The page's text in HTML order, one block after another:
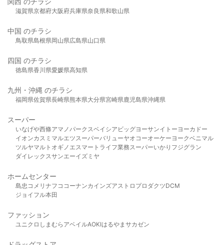
滋賀県京都府大阪府兵庫県奈良県和歌山県
中国 のチラシ
鳥取県島根県岡山県広島県山口県
四国 のチラシ
徳島県香川県愛媛県高知県
九州・沖縄 のチラシ
福岡県佐賀県長崎県熊本県大分県宮崎県鹿児島県沖縄県
スーパー
いなげや西條アマノパークスベイシア ビッグヨーサンイトーヨーカドー
イオンカスミ マルエツスーパーバリューヤオコーオーケー ヨークベニマル
ツルヤマルト オギノ エスマート ライフ業務スーパーいかり フジグラン
ダイレックスサンエーイズミヤ
ホームセンター
島忠 コメリ ナフコ コーナンカインズアストロプロダクツDCM
ジョイフル本田
ファッション
ユニクロ しまむら アベイルAOKIはるやま サカゼン